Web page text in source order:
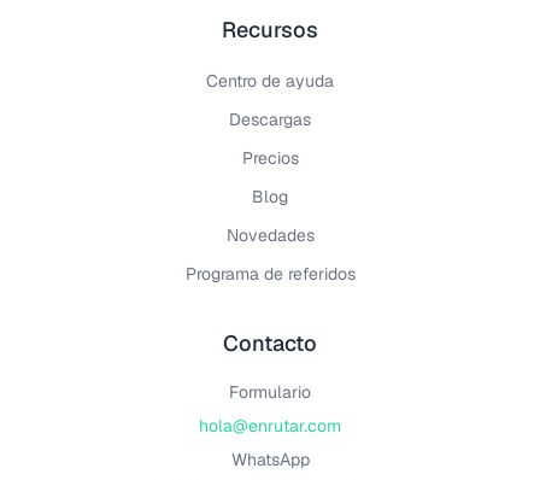
Recursos
Centro de ayuda
Descargas
Precios
Blog
Novedades
Programa de referidos
Contacto
Formulario
hola@enrutar.com
WhatsApp